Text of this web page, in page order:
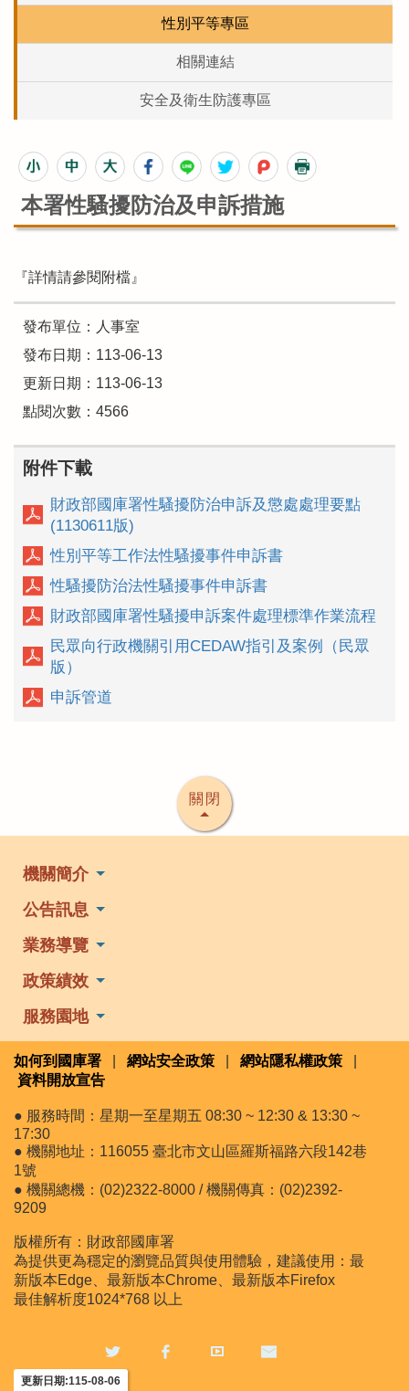
性別平等專區
相關連結
安全及衛生防護專區
本署性騷擾防治及申訴措施
『詳情請參閱附檔』
發布單位：人事室
發布日期：113-06-13
更新日期：113-06-13
點閱次數：4566
附件下載
財政部國庫署性騷擾防治申訴及懲處處理要點
(1130611版)
性別平等工作法性騷擾事件申訴書
性騷擾防治法性騷擾事件申訴書
財政部國庫署性騷擾申訴案件處理標準作業流程
民眾向行政機關引用CEDAW指引及案例（民眾
版）
申訴管道
關閉
機關簡介
公告訊息
業務導覽
政策績效
服務園地
如何到國庫署 網站安全政策 網站隱私權政策
資料開放宣告
● 服務時間：星期一至星期五 08:30 ~ 12:30 & 13:30 ~
17:30
● 機關地址：116055 臺北市文山區羅斯福路六段142巷
1號
● 機關總機：(02)2322-8000 / 機關傳真：(02)2392-
9209
版權所有：財政部國庫署
為提供更為穩定的瀏覽品質與使用體驗，建議使用：最
新版本Edge、最新版本Chrome、最新版本Firefox
最佳解析度1024*768 以上
更新日期:115-08-06